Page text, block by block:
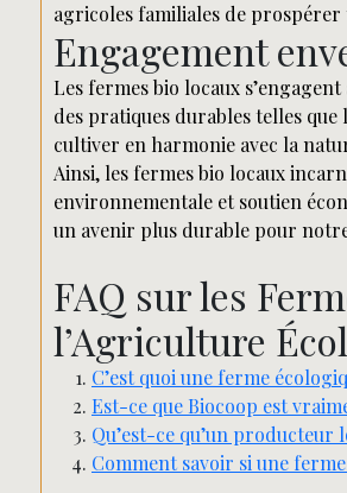
agricoles familiales de
Engagement
Les fermes bio locaux
des pratiques durables telles
cultiver en harmonie avec la
Ainsi, les fermes bio locaux
environnementale et soutien
un avenir plus durable pour
FAQ sur les
l’Agriculture
C’est quoi une ferme
Est-ce que Biocoop est
Qu’est-ce qu’un producteur
Comment savoir si une